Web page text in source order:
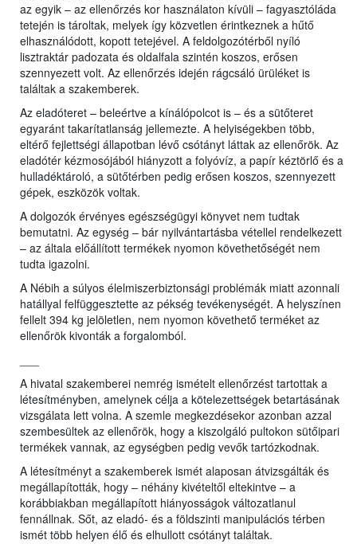
az egyik – az ellenőrzés kor használaton kívüli – fagyasztóláda
tetején is tároltak, melyek így közvetlen érintkeznek a hűtő
elhasználódott, kopott tetejével. A feldolgozótérből nyíló
lisztraktár padozata és oldalfala szintén koszos, erősen
szennyezett volt. Az ellenőrzés idején rágcsáló ürüléket is
találtak a szakemberek.
Az eladóteret – beleértve a kínálópolcot is – és a sütőteret
egyaránt takarítatlanság jellemezte. A helyiségekben több,
eltérő fejlettségi állapotban lévő csótányt láttak az ellenőrök. Az
eladótér kézmosójából hiányzott a folyóvíz, a papír kéztörlő és a
hulladéktároló, a sütőtérben pedig erősen koszos, szennyezett
gépek, eszközök voltak.
A dolgozók érvényes egészségügyi könyvet nem tudtak
bemutatni. Az egység – bár nyilvántartásba vétellel rendelkezett
– az általa előállított termékek nyomon követhetőségét nem
tudta igazolni.
A Nébih a súlyos élelmiszerbiztonsági problémák miatt azonnali
hatállyal felfüggesztette az pékség tevékenységét. A helyszínen
fellelt 394 kg jelöletlen, nem nyomon követhető terméket az
ellenőrök kivonták a forgalomból.
A hivatal szakemberei nemrég ismételt ellenőrzést tartottak a
létesítményben, amelynek célja a kötelezettségek betartásának
vizsgálata lett volna. A szemle megkezdésekor azonban azzal
szembesültek az ellenőrök, hogy a kiszolgáló pultokon sütőipari
termékek vannak, az egységben pedig vevők tartózkodnak.
A létesítményt a szakemberek ismét alaposan átvizsgálták és
megállapították, hogy – néhány kivételtől eltekintve – a
korábbiakban megállapított hiányosságok változatlanul
fennállnak. Sőt, az eladó- és a földszinti manipulációs térben
ismét több helyen élő és elhullott csótányt találtak.